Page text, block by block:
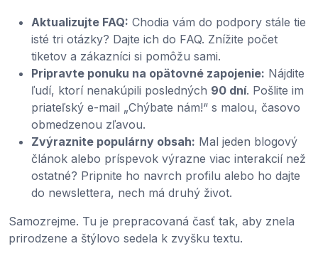
Aktualizujte FAQ: Chodia vám do podpory stále tie
isté tri otázky? Dajte ich do FAQ. Znížite počet
tiketov a zákazníci si pomôžu sami.
Pripravte ponuku na opätovné zapojenie: Nájdite
ľudí, ktorí nenakúpili posledných 90 dní. Pošlite im
priateľský e-mail „Chýbate nám!“ s malou, časovo
obmedzenou zľavou.
Zvýraznite populárny obsah: Mal jeden blogový
článok alebo príspevok výrazne viac interakcií než
ostatné? Pripnite ho navrch profilu alebo ho dajte
do newslettera, nech má druhý život.
Samozrejme. Tu je prepracovaná časť tak, aby znela
prirodzene a štýlovo sedela k zvyšku textu.